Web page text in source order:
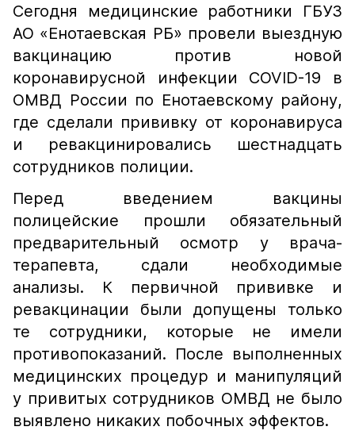
Сегодня медицинские работники ГБУЗ
АО «Енотаевская РБ» провели выездную
вакцинацию против новой
коронавирусной инфекции COVID-19 в
ОМВД России по Енотаевскому району,
где сделали прививку от коронавируса
и ревакцинировались шестнадцать
сотрудников полиции.
Перед введением вакцины
полицейские прошли обязательный
предварительный осмотр у врача-
терапевта, сдали необходимые
анализы. К первичной прививке и
ревакцинации были допущены только
те сотрудники, которые не имели
противопоказаний. После выполненных
медицинских процедур и манипуляций
у привитых сотрудников ОМВД не было
выявлено никаких побочных эффектов.